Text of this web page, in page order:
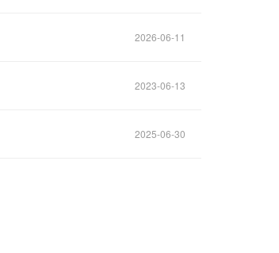
2026-06-11
2023-06-13
2025-06-30